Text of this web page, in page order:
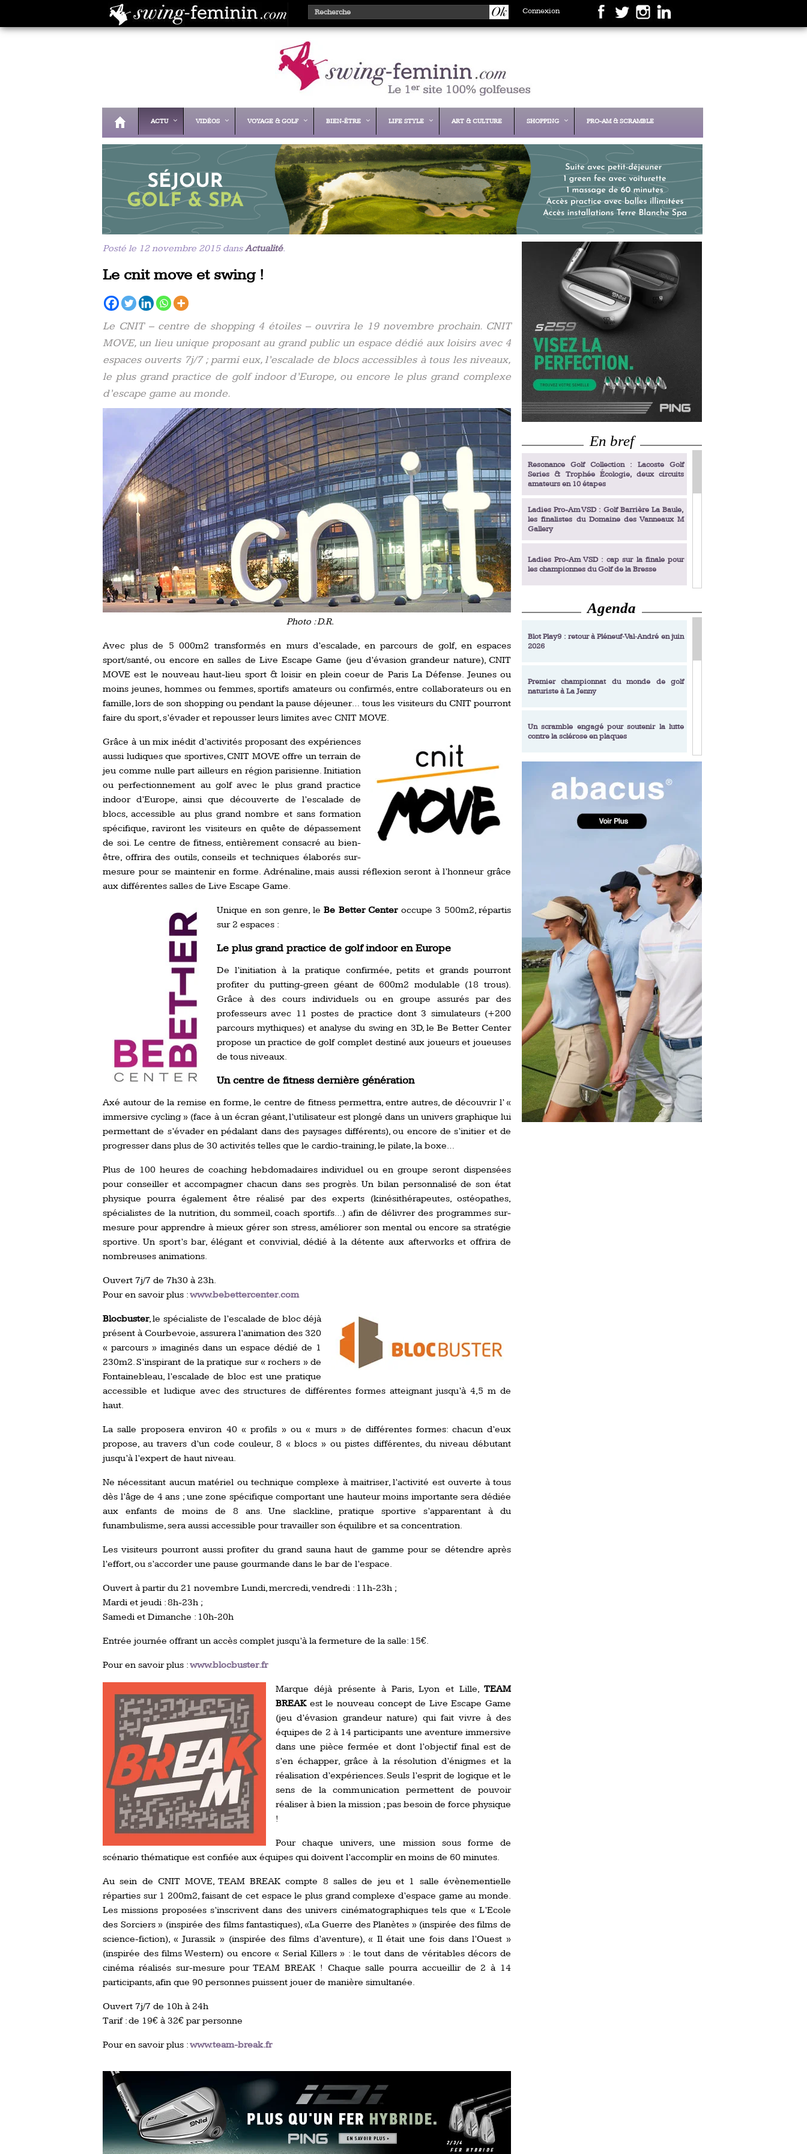
Connexion
ACTU VIDÉOS VOYAGE & GOLF BIEN-ÊTRE LIFE STYLE ART & CULTURE SHOPPING PRO-AM & SCRAMBLE
Posté le 12 novembre 2015 dansActualité.
Le cnit move et swing !
Le CNIT – centre de shopping 4 étoiles – ouvrira le 19 novembre prochain. CNIT
MOVE, un lieu unique proposant au grand public un espace dédié aux loisirs avec 4
espaces ouverts 7j/7 ; parmi eux, l’escalade de blocs accessibles à tous les niveaux,
le plus grand practice de golf indoor d’Europe, ou encore le plus grand complexe
d’escape game au monde.
Photo : D.R.
Avec plus de 5 000m2 transformés en murs d’escalade, en parcours de golf, en espaces
sport/santé, ou encore en salles de Live Escape Game (jeu d’évasion grandeur nature), CNIT
MOVE est le nouveau haut-lieu sport & loisir en plein coeur de Paris La Défense. Jeunes ou
moins jeunes, hommes ou femmes, sportifs amateurs ou confirmés, entre collaborateurs ou en
famille, lors de son shopping ou pendant la pause déjeuner… tous les visiteurs du CNIT pourront
faire du sport, s’évader et repousser leurs limites avec CNIT MOVE.
Grâce à un mix inédit d’activités proposant des expériences
aussi ludiques que sportives, CNIT MOVE offre un terrain de
jeu comme nulle part ailleurs en région parisienne. Initiation
ou perfectionnement au golf avec le plus grand practice
indoor d’Europe, ainsi que découverte de l’escalade de
blocs, accessible au plus grand nombre et sans formation
spécifique, raviront les visiteurs en quête de dépassement
de soi. Le centre de fitness, entièrement consacré au bien-
être, offrira des outils, conseils et techniques élaborés sur-
mesure pour se maintenir en forme. Adrénaline, mais aussi réflexion seront à l’honneur grâce
aux différentes salles de Live Escape Game.
Unique en son genre, leBe Better Centeroccupe 3 500m2, répartis
sur 2 espaces :
Le plus grand practice de golf indoor en Europe
De l’initiation à la pratique confirmée, petits et grands pourront
profiter du putting-green géant de 600m2 modulable (18 trous).
Grâce à des cours individuels ou en groupe assurés par des
professeurs avec 11 postes de practice dont 3 simulateurs (+200
parcours mythiques) et analyse du swing en 3D, le Be Better Center
propose un practice de golf complet destiné aux joueurs et joueuses
de tous niveaux.
Un centre de fitness dernière génération
Axé autour de la remise en forme, le centre de fitness permettra, entre autres, de découvrir l’ «
immersive cycling » (face à un écran géant, l’utilisateur est plongé dans un univers graphique lui
permettant de s’évader en pédalant dans des paysages différents), ou encore de s’initier et de
progresser dans plus de 30 activités telles que le cardio-training, le pilate, la boxe…
Plus de 100 heures de coaching hebdomadaires individuel ou en groupe seront dispensées
pour conseiller et accompagner chacun dans ses progrès. Un bilan personnalisé de son état
physique pourra également être réalisé par des experts (kinésithérapeutes, ostéopathes,
spécialistes de la nutrition, du sommeil, coach sportifs…) afin de délivrer des programmes sur-
mesure pour apprendre à mieux gérer son stress, améliorer son mental ou encore sa stratégie
sportive. Un sport’s bar, élégant et convivial, dédié à la détente aux afterworks et offrira de
nombreuses animations.
Ouvert 7j/7 de 7h30 à 23h.
Pour en savoir plus :www.bebettercenter.com
Blocbuster, le spécialiste de l’escalade de bloc déjà
présent à Courbevoie, assurera l’animation des 320
« parcours » imaginés dans un espace dédié de 1
230m2. S’inspirant de la pratique sur « rochers » de
Fontainebleau, l’escalade de bloc est une pratique
accessible et ludique avec des structures de différentes formes atteignant jusqu’à 4,5 m de
haut.
La salle proposera environ 40 « profils » ou « murs » de différentes formes: chacun d’eux
propose, au travers d’un code couleur, 8 « blocs » ou pistes différentes, du niveau débutant
jusqu’à l’expert de haut niveau.
Ne nécessitant aucun matériel ou technique complexe à maitriser, l’activité est ouverte à tous
dès l’âge de 4 ans ; une zone spécifique comportant une hauteur moins importante sera dédiée
aux enfants de moins de 8 ans. Une slackline, pratique sportive s’apparentant à du
funambulisme, sera aussi accessible pour travailler son équilibre et sa concentration.
Les visiteurs pourront aussi profiter du grand sauna haut de gamme pour se détendre après
l’effort, ou s’accorder une pause gourmande dans le bar de l’espace.
Ouvert à partir du 21 novembre Lundi, mercredi, vendredi : 11h-23h ;
Mardi et jeudi : 8h-23h ;
Samedi et Dimanche : 10h-20h
Entrée journée offrant un accès complet jusqu’à la fermeture de la salle: 15€.
Pour en savoir plus :www.blocbuster.fr
Marque déjà présente à Paris, Lyon et Lille, TEAM
BREAKest le nouveau concept de Live Escape Game
(jeu d’évasion grandeur nature) qui fait vivre à des
équipes de 2 à 14 participants une aventure immersive
dans une pièce fermée et dont l’objectif final est de
s’en échapper, grâce à la résolution d’énigmes et la
réalisation d’expériences. Seuls l’esprit de logique et le
sens de la communication permettent de pouvoir
réaliser à bien la mission ; pas besoin de force physique
!
Pour chaque univers, une mission sous forme de
scénario thématique est confiée aux équipes qui doivent l’accomplir en moins de 60 minutes.
Au sein de CNIT MOVE, TEAM BREAK compte 8 salles de jeu et 1 salle évènementielle
réparties sur 1 200m2, faisant de cet espace le plus grand complexe d’espace game au monde.
Les missions proposées s’inscrivent dans des univers cinématographiques tels que « L’Ecole
des Sorciers » (inspirée des films fantastiques), «La Guerre des Planètes » (inspirée des films de
science-fiction), « Jurassik » (inspirée des films d’aventure), « Il était une fois dans l’Ouest »
(inspirée des films Western) ou encore « Serial Killers » : le tout dans de véritables décors de
cinéma réalisés sur-mesure pour TEAM BREAK ! Chaque salle pourra accueillir de 2 à 14
participants, afin que 90 personnes puissent jouer de manière simultanée.
Ouvert 7j/7 de 10h à 24h
Tarif : de 19€ à 32€ par personne
Pour en savoir plus :www.team-break.fr
En bref
Resonance Golf Collection : Lacoste Golf
Series & Trophée Écologie, deux circuits
amateurs en 10 étapes
Ladies Pro-Am VSD : Golf Barrière La Baule,
les finalistes du Domaine des Vanneaux M
Gallery
Ladies Pro-Am VSD : cap sur la finale pour
les championnes du Golf de la Bresse
Ladies Pro-Am VSD : Golf du Prieuré, elles
décrochent leur billet pour la finale
Enfin un livre de golf pensé pour les femmes
Ladies Pro-Am VSD : les premières
Académie Golf Barrière Julien Xanthopoulos,
Amundi Evian Championship, de nouvelles
expériences immersives
Evian Resort Golf Club : Saison 2 du
Programme Performance
Agenda
Blot Play9 : retour à Pléneuf‑Val‑André en juin
2026
Premier championnat du monde de golf
naturiste à La Jenny
Un scramble engagé pour soutenir la lutte
contre la sclérose en plaques
Series & Trophée Écologie, deux circuits
amateurs en 10 étapes
Royal Air Maroc Golf & Padel Cup : le nouvel
event sport et networking
LPGA Tour 2026 : une saison record pour le
Ladies European Tour 2026 : une saison
historique sur cinq continents
Debout en Bouts prolonge la Fashion Week à
Roland-Garros
Lacoste Ladies Open 2025 : Céline Boutier
de retour à Deauville
Aphrodite Hills Team Cup 2025 : de retour a
Chypre